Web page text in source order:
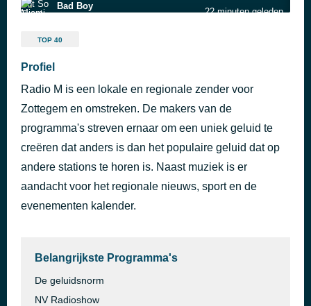
Bad Boy
22 minuten geleden
Talk to You
Absolutely Everybody
Vanessa Amorosi
The Harder I Try
40 minuten geleden
TOP 40
Profiel
Radio M is een lokale en regionale zender voor
Zottegem en omstreken. De makers van de
programma's streven ernaar om een uniek geluid te
creëren dat anders is dan het populaire geluid dat op
andere stations te horen is. Naast muziek is er
aandacht voor het regionale nieuws, sport en de
evenementen kalender.
Belangrijkste Programma's
De geluidsnorm
NV Radioshow